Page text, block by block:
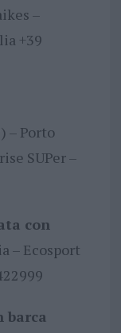
–
+39
– Porto
SUPer –
con
– Ecosport
barca